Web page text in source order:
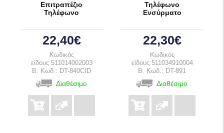
Επιτραπέζιο
Τηλέφωνο
22,40€
Κωδικός
είδους:511014002003
B. Κωδ.: DT-840CID
Διαθέσιμο
Τηλέφωνο
Ενσύρματο
22,30€
Κωδικός
είδους:511034910004
B. Κωδ.: DT-891
Διαθέσιμο